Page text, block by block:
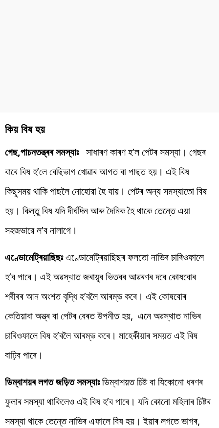
কিয় বিষ হয়
গেছ,পাচনতন্ত্ৰৰ সমস্যাঃ সাধাৰণ কাৰণ হ’ল পেটৰ সমস্যা। গেছৰ
বাবে বিষ হ’লে বেছিভাগ খোৱাৰ আগত বা পাছত হয়। এই বিষ
কিছুসময় থাকি পাছলৈ নোহোৱা হৈ যায়। পেটৰ অন্য সমস্যাতো বিষ
হয়। কিন্তু বিষ যদি দীৰ্ঘদিন আৰু দৈনিক হৈ থাকে তেন্তে এয়া
সহজভাৱে ল’ব নালাগে।
এণ্ডোমেট্ৰিয়াছিছঃএণ্ডোমেট্ৰিয়াছিছৰ ফলতো নাভিৰ চাৰিওফালে
হ’ব পাৰে। এই অৱস্থাত জৰায়ুৰ ভিতৰৰ আৱৰণৰ দৰে কোষবোৰ
শৰীৰৰ আন অংশত বৃদ্ধি হ’বলৈ আৰম্ভ কৰে। এই কোষবোৰ
কেতিয়াবা অন্ত্ৰ বা পেটৰ বেৰত উপনীত হয়, এনে অৱস্থাত নাভিৰ
চাৰিওফালে বিষ হ’বলৈ আৰম্ভ কৰে। মাহেকীয়াৰ সময়ত এই বিষ
বাঢ়িব পাৰে।
ডিম্বাশয়ৰ লগত জড়িত সমস্যাঃডিম্বাশয়ত চিষ্ট বা যিকোনো ধৰণৰ
ফুলাৰ সমস্যা থাকিলেও এই বিষ হ’ব পাৰে। যদি কোনো মহিলাৰ চিষ্টৰ
সমস্যা থাকে তেন্তে নাভিৰ এফালে বিষ হয়। ইয়াৰ লগতে ভাগৰ,